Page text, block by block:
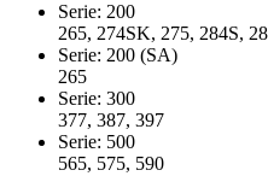
Serie: 200
265, 274SK, 275, 284S,
Serie: 200 (SA)
265
Serie: 300
377, 387, 397
Serie: 500
565, 575, 590